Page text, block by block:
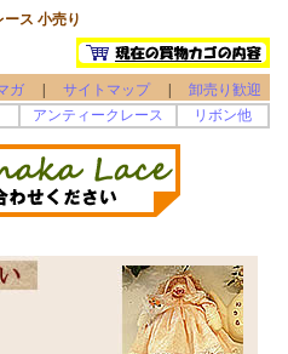
ス 小売り
ガ| サイトマップ| 卸売り歓迎
アンティークレース リボン他